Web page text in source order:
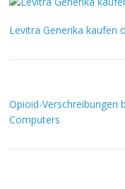
Levitra Generika kaufen
Opioid-Verschreibungen
Computers